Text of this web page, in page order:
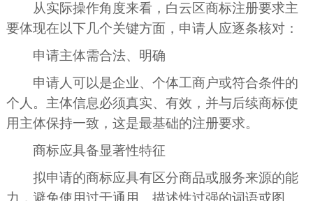
从实际操作角度来看，白云区商标注册要求主
要体现在以下几个关键方面，申请人应逐条核对：
申请主体需合法、明确
申请人可以是企业、个体工商户或符合条件的
个人。主体信息必须真实、有效，并与后续商标使
用主体保持一致，这是最基础的注册要求。
商标应具备显著性特征
拟申请的商标应具有区分商品或服务来源的能
力，避免使用过于通用、描述性过强的词语或图